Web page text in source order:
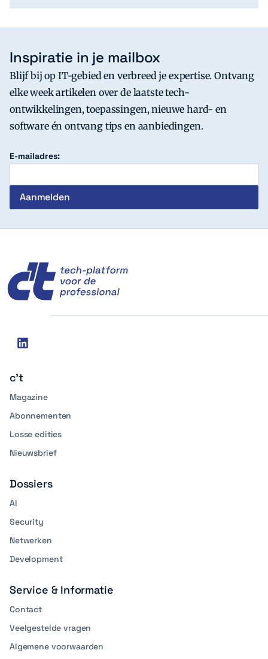
Inspiratie in je mailbox
Blijf bij op IT-gebied en verbreed je expertise. Ontvang
elke week artikelen over de laatste tech-
ontwikkelingen, toepassingen, nieuwe hard- en
software én ontvang tips en aanbiedingen.
E-mailadres:
Social
linkedin
c't
Magazine
Abonnementen
Losse edities
Nieuwsbrief
Dossiers
AI
Security
Netwerken
Development
Service & Informatie
Contact
Veelgestelde vragen
Algemene voorwaarden